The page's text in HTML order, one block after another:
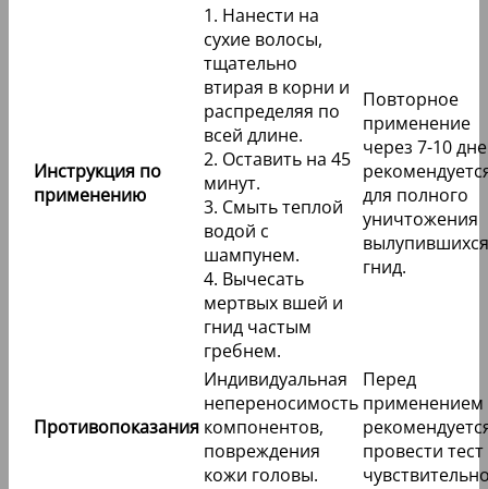
Инструкция по
применению
1. Нанести на
сухие волосы,
тщательно
втирая в корни и
распределяя по
всей длине.
2. Оставить на 45
минут.
3. Смыть теплой
водой с
шампунем.
4. Вычесать
мертвых вшей и
гнид частым
гребнем.
Повторное
применение
через 7-10
для полного
уничтожения
вылупившихся
гнид.
Противопоказания
Индивидуальная
непереносимость
компонентов,
повреждения
кожи головы.
Перед
применением
провести